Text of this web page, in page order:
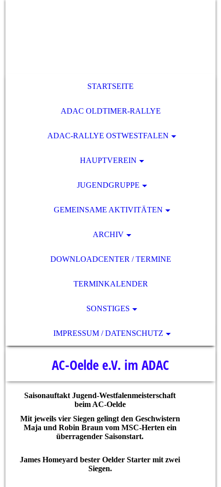
STARTSEITE
ADAC OLDTIMER-RALLYE
ADAC-RALLYE OSTWESTFALEN
HAUPTVEREIN
JUGENDGRUPPE
GEMEINSAME AKTIVITÄTEN
ARCHIV
DOWNLOADCENTER / TERMINE
TERMINKALENDER
SONSTIGES
IMPRESSUM / DATENSCHUTZ
AC-Oelde e.V. im ADAC
Saisonauftakt Jugend-Westfalenmeisterschaft
beim AC-Oelde
Mit jeweils vier Siegen gelingt den Geschwistern
Maja und Robin Braun vom MSC-Herten ein
überragender Saisonstart.
James Homeyard bester Oelder Starter mit zwei
Siegen.